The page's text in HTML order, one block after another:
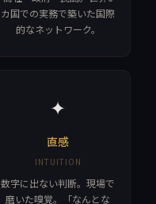
カ国での実務で築いた国際
的なネットワーク。
✦
直感
INTUITION
数字に出ない判断。現場で
磨いた嗅覚。「なんとな